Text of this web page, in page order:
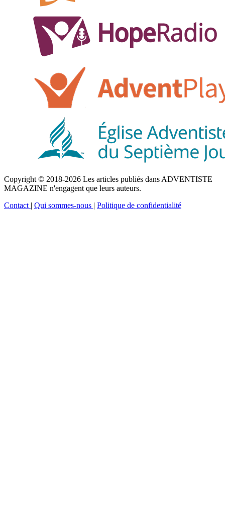
Copyright © 2018-2026 Les articles publiés dans ADVENTISTE
MAGAZINE n'engagent que leurs auteurs.
Contact | Qui sommes-nous | Politique de confidentialité